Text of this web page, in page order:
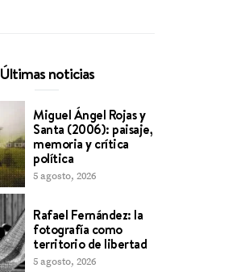
Últimas noticias
Miguel Ángel Rojas y
Santa (2006): paisaje,
memoria y crítica
política
5 agosto, 2026
Rafael Fernández: la
fotografía como
territorio de libertad
5 agosto, 2026